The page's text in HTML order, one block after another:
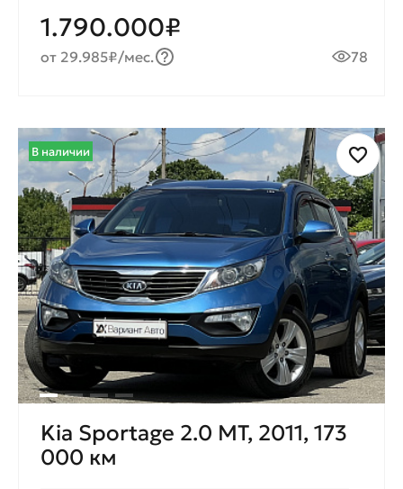
1.790.000₽
от 29.985₽/мес. 78
В наличии
Kia Sportage 2.0 МТ, 2011, 173
000 км